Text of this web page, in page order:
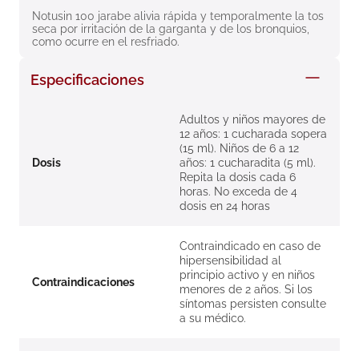
Notusin 100 jarabe alivia rápida y temporalmente la tos
seca por irritación de la garganta y de los bronquios,
como ocurre en el resfriado.
Especificaciones
Dosis
Adultos y niños mayores de
12 años: 1 cucharada sopera
(15 ml). Niños de 6 a 12
años: 1 cucharadita (5 ml).
Repita la dosis cada 6
horas. No exceda de 4
dosis en 24 horas
Contraindicaciones
Contraindicado en caso de
hipersensibilidad al
principio activo y en niños
menores de 2 años. Si los
síntomas persisten consulte
a su médico.
7. megacistin
8. roche posay